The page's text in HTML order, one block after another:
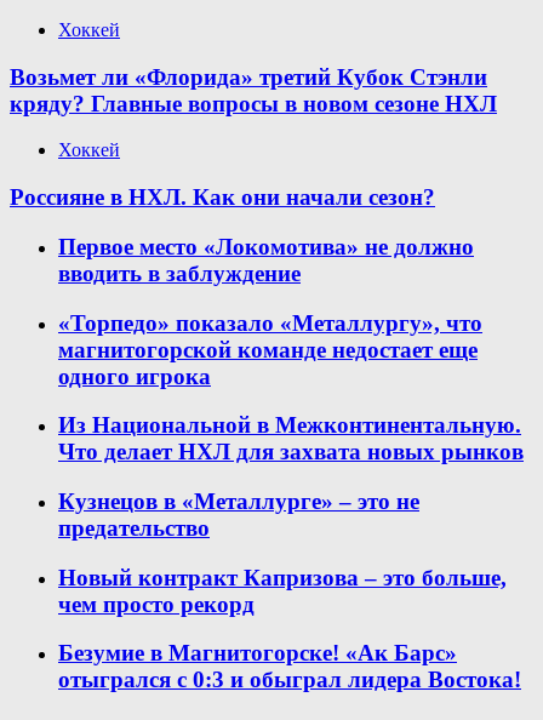
Хоккей
Возьмет ли «Флорида» третий Кубок Стэнли
кряду? Главные вопросы в новом сезоне НХЛ
Хоккей
Россияне в НХЛ. Как они начали сезон?
Первое место «Локомотива» не должно
вводить в заблуждение
«Торпедо» показало «Металлургу», что
магнитогорской команде недостает еще
одного игрока
Из Национальной в Межконтинентальную.
Что делает НХЛ для захвата новых рынков
Кузнецов в «Металлурге» – это не
предательство
Новый контракт Капризова – это больше,
чем просто рекорд
Безумие в Магнитогорске! «Ак Барс»
отыгрался с 0:3 и обыграл лидера Востока!